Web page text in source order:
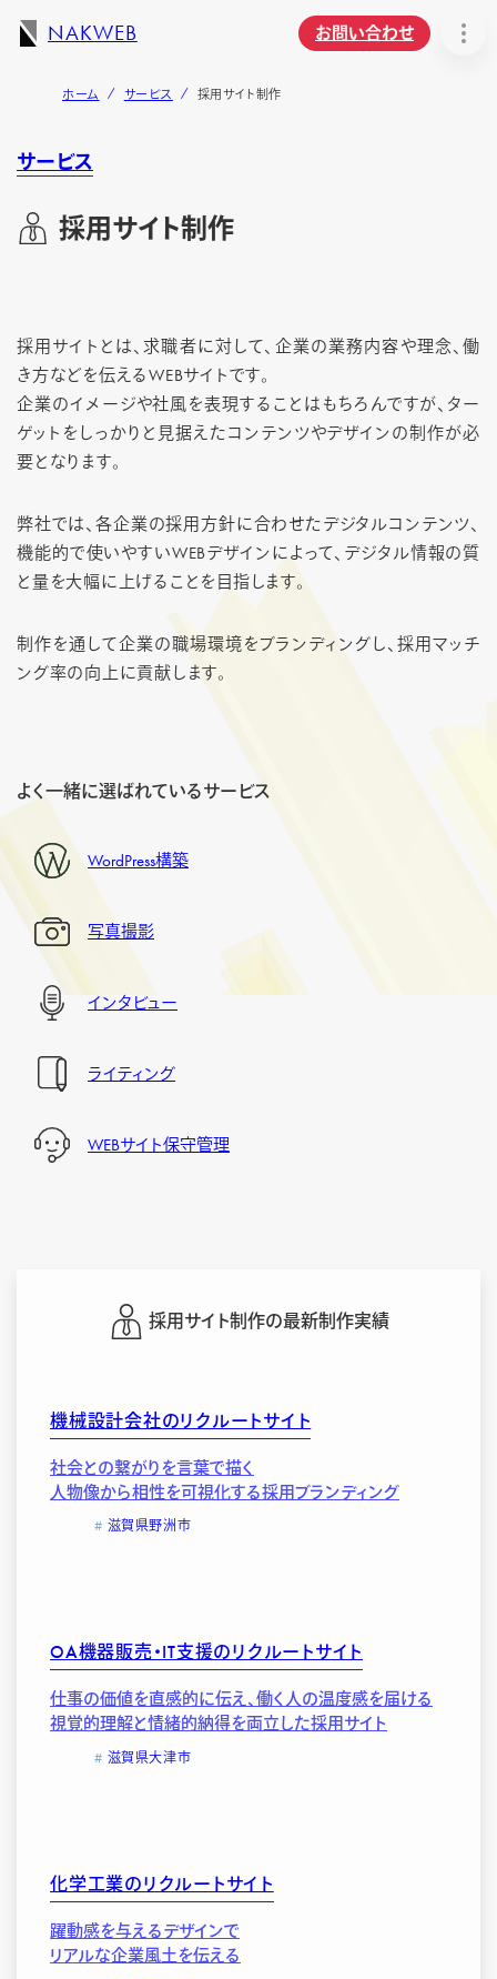
NAKWEB お問い合わせ
ホーム サービス 採用サイト制作
サービス
採用サイト制作
採用サイトとは、求職者に対して、企業の業務内容や理念、働
き方などを伝えるWEBサイトです。
企業のイメージや社風を表現することはもちろんですが、ター
ゲットをしっかりと見据えたコンテンツやデザインの制作が必
要となります。
弊社では、各企業の採用方針に合わせたデジタルコンテンツ、
機能的で使いやすいWEBデザインによって、デジタル情報の質
と量を大幅に上げることを目指します。
制作を通して企業の職場環境をブランディングし、採用マッチ
ング率の向上に貢献します。
よく一緒に選ばれているサービス
WordPress構築
写真撮影
インタビュー
ライティング
WEBサイト保守管理
採用サイト制作の最新制作実績
機械設計会社のリクルートサイト
社会との繋がりを言葉で描く
人物像から相性を可視化する採用ブランディング
滋賀県野洲市
OA機器販売・IT支援のリクルートサイト
仕事の価値を直感的に伝え、働く人の温度感を届ける
視覚的理解と情緒的納得を両立した採用サイト
滋賀県大津市
化学工業のリクルートサイト
躍動感を与えるデザインで
リアルな企業風土を伝える